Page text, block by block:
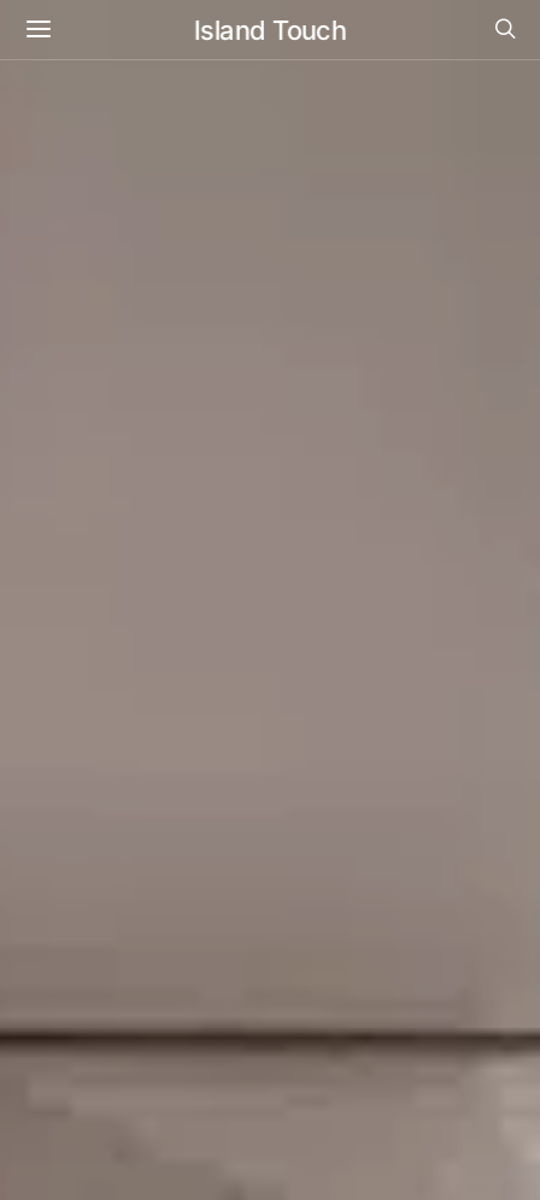
Island Touch